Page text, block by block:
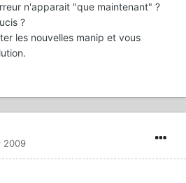
n'apparait "que maintenant" ?
?
les nouvelles manip et vous
2009